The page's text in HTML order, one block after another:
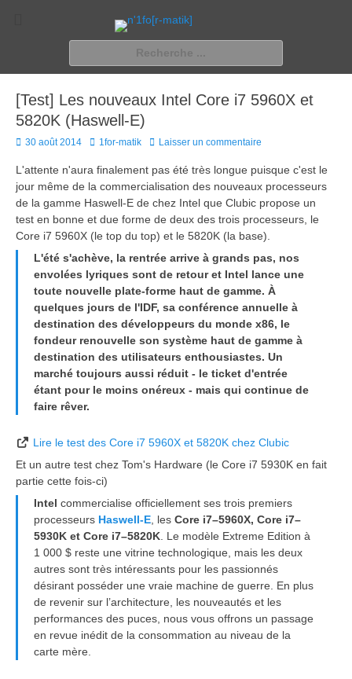
n'1fo[r-matik]
Pour les nymphos d'infos en info…
[Test] Les nouveaux Intel Core i7 5960X et
5820K (Haswell-E)
Posted
30 août 2014 Author
1for-matik Laisser un commentaire
L'attente n'aura finalement pas été très longue puisque c'est le
jour même de la commercialisation des nouveaux processeurs
de la gamme Haswell-E de chez Intel que Clubic propose un
test en bonne et due forme de deux des trois processeurs, le
Core i7 5960X (le top du top) et le 5820K (la base).
L'été s'achève, la rentrée arrive à grands pas, nos
envolées lyriques sont de retour et Intel lance une
toute nouvelle plate-forme haut de gamme. À
quelques jours de l'IDF, sa conférence annuelle à
destination des développeurs du monde x86, le
fondeur renouvelle son système haut de gamme à
destination des utilisateurs enthousiastes. Un
marché toujours aussi réduit - le ticket d'entrée
étant pour le moins onéreux - mais qui continue de
faire rêver.
Lire le test des Core i7 5960X et 5820K chez Clubic
Et un autre test chez Tom's Hardware (le Core i7 5930K en fait
partie cette fois-ci)
Intel commercialise officiellement ses trois premiers
processeurs Haswell-E, les Core i7–5960X, Core i7–
5930K et Core i7–5820K. Le modèle Extreme Edition à
1 000 $ reste une vitrine technologique, mais les deux
autres sont très intéressants pour les passionnés
désirant posséder une vraie machine de guerre. En plus
de revenir sur l’architecture, les nouveautés et les
performances des puces, nous vous offrons un passage
en revue inédit de la consommation au niveau de la
carte mère.